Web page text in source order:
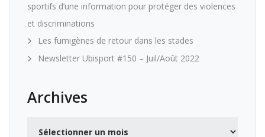
sportifs d’une information pour protéger des violences
et discriminations
Les fumigènes de retour dans les stades
Newsletter Ubisport #150 – Juil/Août 2022
Archives